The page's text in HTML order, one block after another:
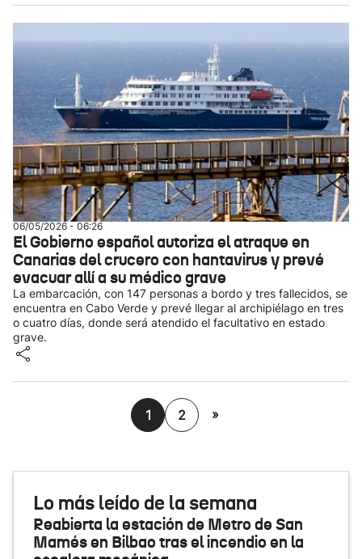
06/05/2026 - 06:26
El Gobierno español autoriza el atraque en
Canarias del crucero con hantavirus y prevé
evacuar allí a su médico grave
La embarcación, con 147 personas a bordo y tres fallecidos, se
encuentra en Cabo Verde y prevé llegar al archipiélago en tres
o cuatro días, donde será atendido el facultativo en estado
grave.
1 2 »
Lo más leído de la semana
Reabierta la estación de Metro de San
Mamés en Bilbao tras el incendio en la